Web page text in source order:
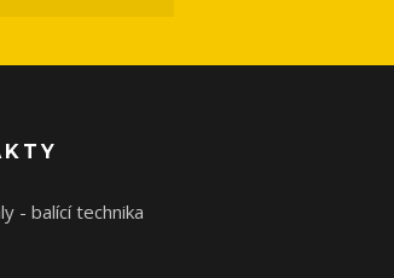
- balící technika